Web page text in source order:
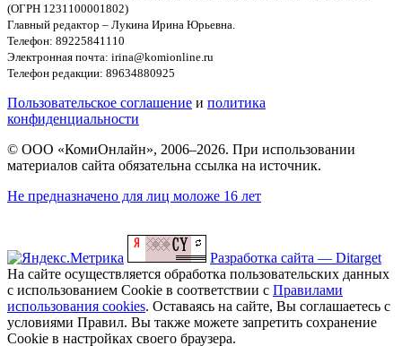
(ОГРН 1231100001802)
Главный редактор – Лукина Ирина Юрьевна.
Телефон: 89225841110
Электронная почта: irina@komionline.ru
Телефон редакции: 89634880925
Пользовательское соглашение и политика
конфиденциальности
© ООО «КомиОнлайн», 2006–2026. При использовании
материалов сайта обязательна ссылка на источник.
Не предназначено для лиц моложе 16 лет
Разработка сайта — Ditarget
На сайте осуществляется обработка пользовательских данных
с использованием Cookie в соответствии с Правилами
использования cookies. Оставаясь на сайте, Вы соглашаетесь с
условиями Правил. Вы также можете запретить сохранение
Cookie в настройках своего браузера.